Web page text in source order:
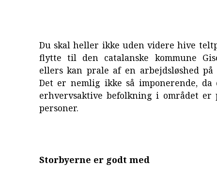
Du skal heller ikke uden videre hive
flytte til den catalanske kommune
ellers kan prale af en arbejdsløshed
Det er nemlig ikke så imponerende, da
erhvervsaktive befolkning i området er
personer.
Storbyerne er godt med